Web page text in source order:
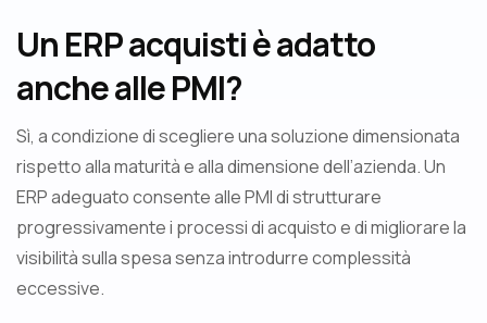
Un ERP acquisti è adatto
anche alle PMI?
Sì, a condizione di scegliere una soluzione dimensionata
rispetto alla maturità e alla dimensione dell’azienda. Un
ERP adeguato consente alle PMI di strutturare
progressivamente i processi di acquisto e di migliorare la
visibilità sulla spesa senza introdurre complessità
eccessive.